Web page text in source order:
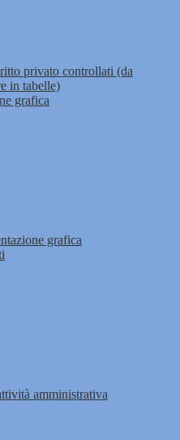
privato controllati (da
in tabelle)
grafica
grafica
amministrativa